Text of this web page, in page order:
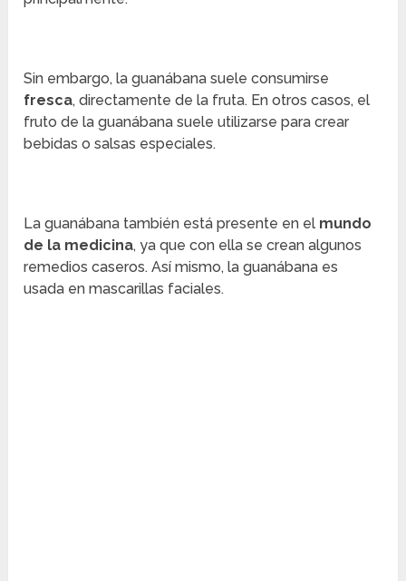
Sin embargo, la guanábana suele consumirse
fresca, directamente de la fruta. En otros casos, el
fruto de la guanábana suele utilizarse para crear
bebidas o salsas especiales.
La guanábana también está presente en el mundo
de la medicina, ya que con ella se crean algunos
remedios caseros. Así mismo, la guanábana es
usada en mascarillas faciales.